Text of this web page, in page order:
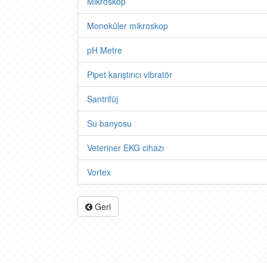
Monoküler mikroskop
pH Metre
Pipet karıştırıcı vibratör
Santrifüj
Su banyosu
Veteriner EKG cihazı
Vortex
Geri